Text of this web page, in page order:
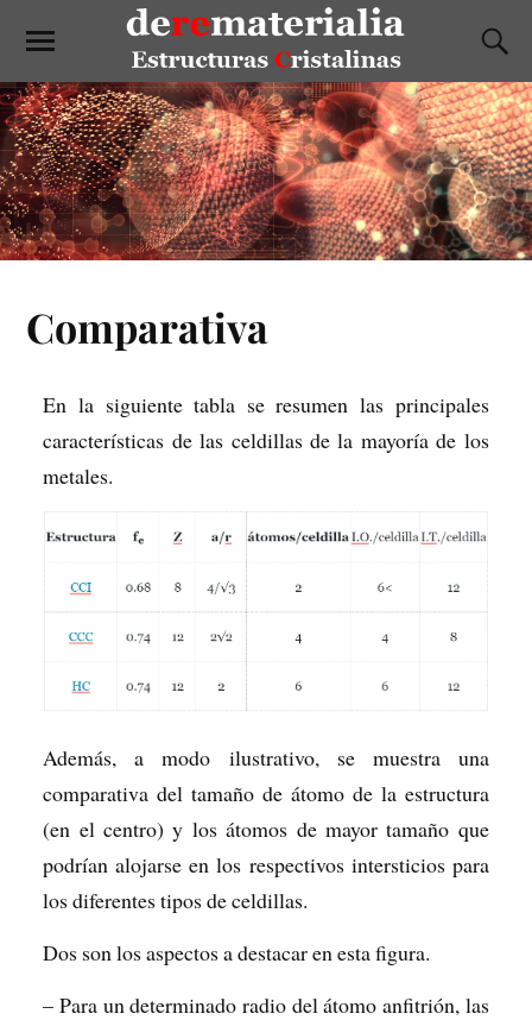
Comparativa
En la siguiente tabla se resumen las principales
características de las celdillas de la mayoría de los
metales.
Además, a modo ilustrativo, se muestra una
comparativa del tamaño de átomo de la estructura
(en el centro) y los átomos de mayor tamaño que
podrían alojarse en los respectivos intersticios para
los diferentes tipos de celdillas.
Dos son los aspectos a destacar en esta figura.
– Para un determinado radio del átomo anfitrión, las